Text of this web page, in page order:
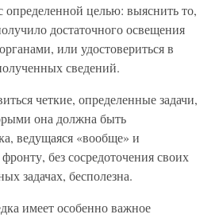
определенной целью: выяснить то,
достаточного освещения
или удостовериться в
сведений.
четкие, определенные задачи,
она должна быть
ведущаяся «вообще» и
без сосредоточения своих
задачах, бесполезна.
имеет особенно важное